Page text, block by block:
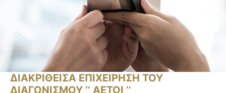
ΔΙΑΚΡΙΘΕΙΣΑ ΕΠΙΧΕΙΡΗΣΗ ΤΟΥ
ΔΙΑΓΩΝΙΣΜΟΥ ‘’ ΑΕΤΟΙ ‘’